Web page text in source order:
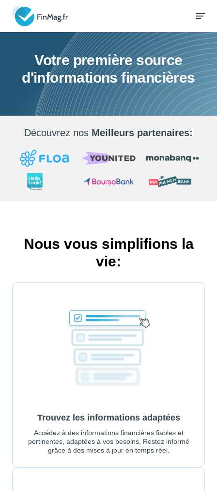
Votre première source
d'informations financières
Découvrez nos Meilleurs partenaires:
Nous vous simplifions la
vie:
Trouvez les informations adaptées
Accédez à des informations financières fiables et
pertinentes, adaptées à vos besoins. Restez informé
grâce à des mises à jour en temps réel.